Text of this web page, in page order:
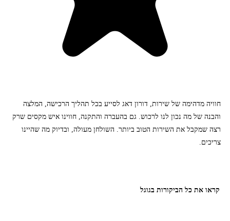
חוויה מדהימה של שירות, דורון דאג לסייע בכל תהליך הרכישה, המלצה
והבנה של מה נכון לנו לרכוש. גם בהעברה והתקנה, חווינו איש מקסים שרק
רצה שמקבל את השירות הטוב ביותר. השולחן מעולה, ובדיוק מה שהיינו
צריכים.
קראו את כל הביקורות בגוגל